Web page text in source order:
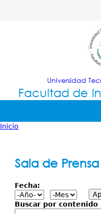
Jump
Universidad
Facultad de
Tropical
Principal
está
Inicio
Sala de Prensa
Fecha:
Buscar por contenido